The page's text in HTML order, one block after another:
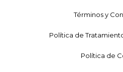
Términos y
Política de
Política de